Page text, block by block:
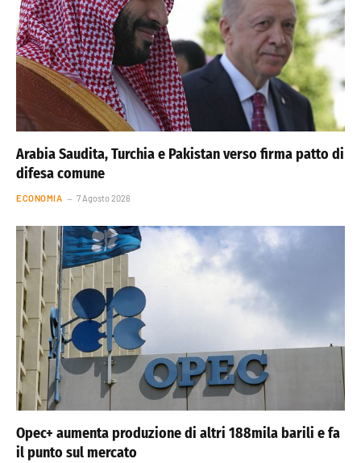
Arabia Saudita, Turchia e Pakistan verso firma patto di
difesa comune
ECONOMIA 7 Agosto 2026
Opec+ aumenta produzione di altri 188mila barili e fa
il punto sul mercato